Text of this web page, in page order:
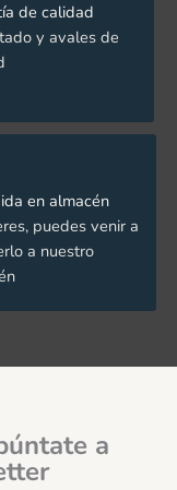
de calidad
y avales de
en almacén
puedes venir a
a nuestro
a